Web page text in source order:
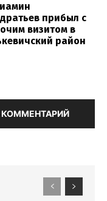
прибыл с
визитом в
район
КОММЕНТАРИЙ